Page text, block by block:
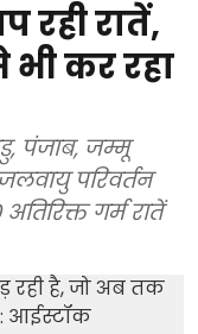
रही रातें,
भी कर रहा
पंजाब, जम्मू
परिवर्तन
गर्म रातें